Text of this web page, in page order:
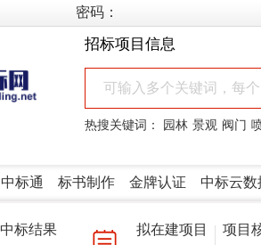
密码：
招标项目信息
热搜关键词： 园林 景观 阀门
中标通 标书制作 金牌认证 中标云数
中标结果
拟在建项目
项目